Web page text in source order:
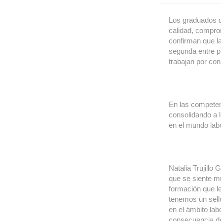
Los graduados
calidad,
confirman que
segunda entre
trabajan por
En las
consolidando a
en el mundo
Natalia Trujillo
que se siente
formación que
tenemos un
en el ámbito